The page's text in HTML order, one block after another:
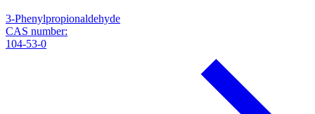
3-Phenylpropionaldehyde
CAS number:
104-53-0